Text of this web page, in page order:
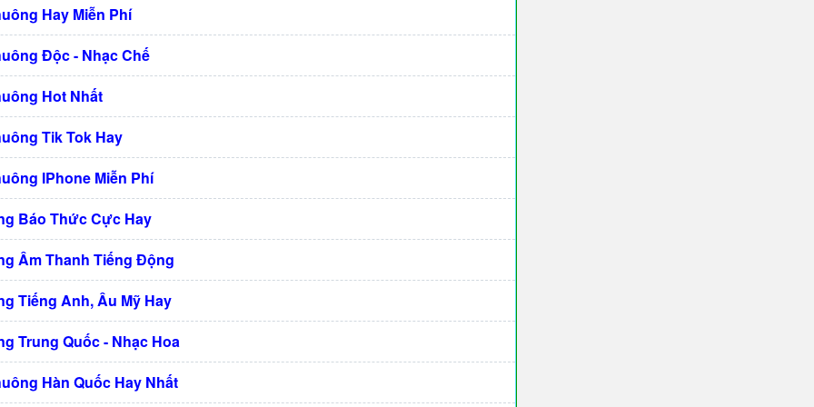
Hay Miễn Phí
Độc - Nhạc Chế
Hot Nhất
Tik Tok Hay
IPhone Miễn Phí
Báo Thức Cực Hay
Âm Thanh Tiếng Động
Tiếng Anh, Âu Mỹ Hay
Trung Quốc - Nhạc Hoa
Hàn Quốc Hay Nhất